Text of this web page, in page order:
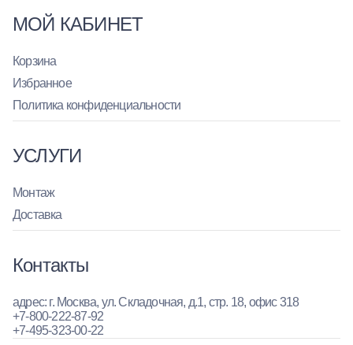
МОЙ КАБИНЕТ
Корзина
Избранное
Политика конфиденциальности
УСЛУГИ
Монтаж
Доставка
Контакты
адрес: г. Москва, ул. Складочная, д.1, стр. 18, офис 318
+7-800-222-87-92
+7-495-323-00-22